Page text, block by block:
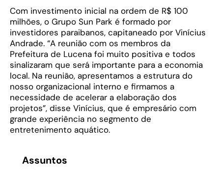
Com investimento inicial na ordem de R$ 100
milhões, o Grupo Sun Park é formado por
investidores paraibanos, capitaneado por Vinícius
Andrade. “A reunião com os membros da
Prefeitura de Lucena foi muito positiva e todos
sinalizaram que será importante para a economia
local. Na reunião, apresentamos a estrutura do
nosso organizacional interno e firmamos a
necessidade de acelerar a elaboração dos
projetos”, disse Vinícius, que é empresário com
grande experiência no segmento de
entretenimento aquático.
Assuntos